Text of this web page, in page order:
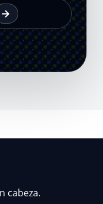
→
cabeza.